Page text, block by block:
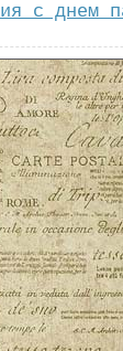
с днем